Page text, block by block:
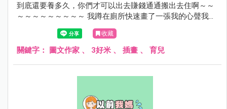
到底還要養多久，你們才可以出去賺錢通通搬出去住啊～～
～～～～～～～～～ 我蹲在廁所快速畫了一張我的心聲我的
心情，不想出來面對夫小們...... 不要再敲我廁所門了好嗎？？
收藏
關鍵字： 圖文作家 、 3好米 、 插畫 、 育兒